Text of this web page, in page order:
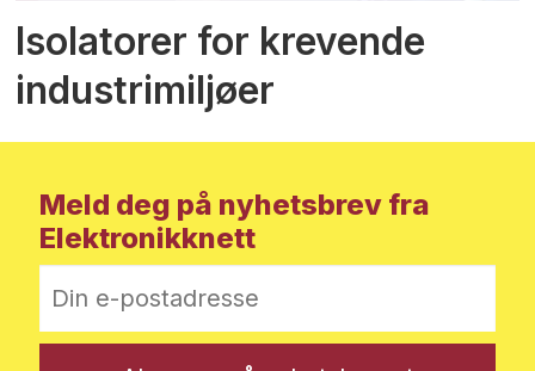
Isolatorer for krevende
industrimiljøer
Meld deg på nyhetsbrev fra
Elektronikknett